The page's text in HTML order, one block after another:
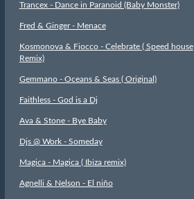
Trancex - Dance in Paranoid (Baby Monster)
Fred & Ginger - Menace
Kosmonova & Fiocco - Celebrate ( Speed house
Remix)
Gemmano - Oceans & Seas ( Original)
Faithless - God is a Dj
Ava & Stone - Bye Baby
Djs @ Work - Someday
Magica - Magica ( Ibiza remix)
Agnelli & Nelson - El niño